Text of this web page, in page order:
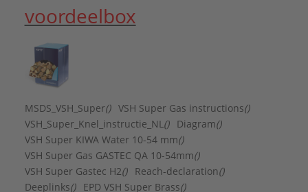
KOMO-keur: Nee
Kwaliteitsklasse aansluiting 1:
CuZn40Pb2 (CW617N)
Lengte aansluiting 1:
LPCB keur:
Materiaal afdichting: Messing
Max. werkdruk bij 20°C:
10 bar
Mediumtemperatuur (continu): -35 - 200 °C
Merk:
VSH
Met aftapper:
Nee
Met ontluchter:
Nee
voordeelbox
MSDS_VSH_Super() VSH Super Gas instructions()
VSH_Super_Knel_instructie_NL () Diagram()
VSH Super KIWA Water 10-54 mm()
VSH Super Gas GASTEC QA 10-54mm()
VSH Super Gastec H2() Reach-declaration()
Deeplinks() EPD VSH Super Brass()